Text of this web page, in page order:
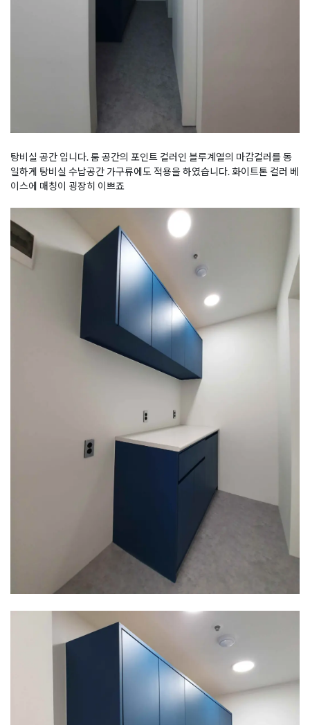
탕비실 공간 입니다. 룸 공간의 포인트 컬러인 블루계열의 마감컬러를 동
일하게 탕비실 수납공간 가구류에도 적용을 하였습니다. 화이트톤 컬러 베
이스에 매칭이 굉장히 이쁘죠